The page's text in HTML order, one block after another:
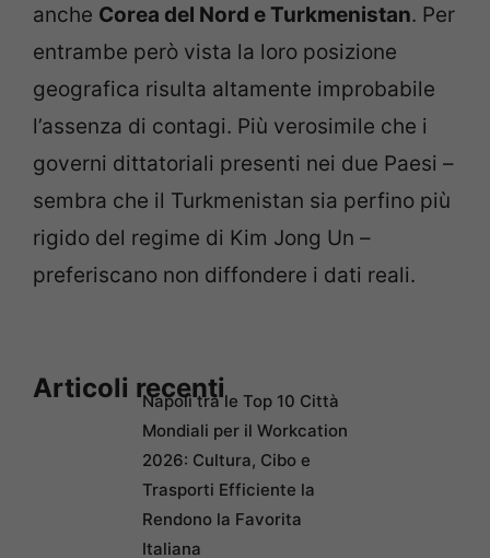
anche Corea del Nord e Turkmenistan. Per
entrambe però vista la loro posizione
geografica risulta altamente improbabile
l’assenza di contagi. Più verosimile che i
governi dittatoriali presenti nei due Paesi –
sembra che il Turkmenistan sia perfino più
rigido del regime di Kim Jong Un –
preferiscano non diffondere i dati reali.
Articoli recentiNapoli tra le Top 10 Città
Mondiali per il Workcation
2026: Cultura, Cibo e
Trasporti Efficiente la
Rendono la Favorita
Italiana